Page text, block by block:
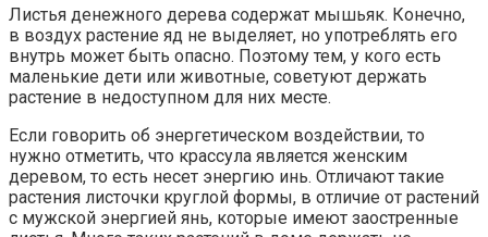
Листья денежного дерева содержат мышьяк. Конечно,
в воздух растение яд не выделяет, но употреблять его
внутрь может быть опасно. Поэтому тем, у кого есть
маленькие дети или животные, советуют держать
растение в недоступном для них месте.
Если говорить об энергетическом воздействии, то
нужно отметить, что крассула является женским
деревом, то есть несет энергию инь. Отличают такие
растения листочки круглой формы, в отличие от растений
с мужской энергией янь, которые имеют заостренные